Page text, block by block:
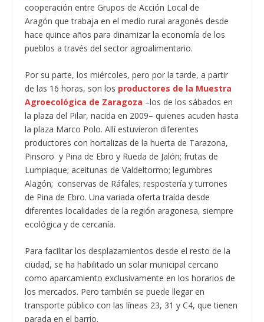
cooperación entre Grupos de Acción Local de
Aragón que trabaja en el medio rural aragonés desde
hace quince años para dinamizar la economía de los
pueblos a través del sector agroalimentario.
Por su parte, los miércoles, pero por la tarde, a partir
de las 16 horas, son los productores de la Muestra
Agroecológica de Zaragoza –los de los sábados en
la plaza del Pilar, nacida en 2009– quienes acuden hasta
la plaza Marco Polo. Allí estuvieron diferentes
productores con hortalizas de la huerta de Tarazona,
Pinsoro y Pina de Ebro y Rueda de Jalón; frutas de
Lumpiaque; aceitunas de Valdeltormo; legumbres
Alagón; conservas de Ráfales; respostería y turrones
de Pina de Ebro. Una variada oferta traída desde
diferentes localidades de la región aragonesa, siempre
ecológica y de cercanía.
Para facilitar los desplazamientos desde el resto de la
ciudad, se ha habilitado un solar municipal cercano
como aparcamiento exclusivamente en los horarios de
los mercados. Pero también se puede llegar en
transporte público con las líneas 23, 31 y C4, que tienen
parada en el barrio.